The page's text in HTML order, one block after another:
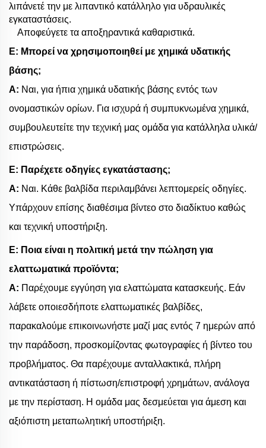
λιπάνετέ την με λιπαντικό κατάλληλο για υδραυλικές
εγκαταστάσεις.
Αποφεύγετε τα αποξηραντικά καθαριστικά.
Ε: Μπορεί να χρησιμοποιηθεί με χημικά υδατικής
βάσης;
Α: Ναι, για ήπια χημικά υδατικής βάσης εντός των
ονομαστικών ορίων. Για ισχυρά ή συμπυκνωμένα χημικά,
συμβουλευτείτε την τεχνική μας ομάδα για κατάλληλα υλικά/
επιστρώσεις.
Ε: Παρέχετε οδηγίες εγκατάστασης;
Α: Ναι. Κάθε βαλβίδα περιλαμβάνει λεπτομερείς οδηγίες.
Υπάρχουν επίσης διαθέσιμα βίντεο στο διαδίκτυο καθώς
και τεχνική υποστήριξη.
Ε: Ποια είναι η πολιτική μετά την πώληση για
ελαττωματικά προϊόντα;
Α: Παρέχουμε εγγύηση για ελαττώματα κατασκευής. Εάν
λάβετε οποιεσδήποτε ελαττωματικές βαλβίδες,
παρακαλούμε επικοινωνήστε μαζί μας εντός 7 ημερών από
την παράδοση, προσκομίζοντας φωτογραφίες ή βίντεο του
προβλήματος. Θα παρέχουμε ανταλλακτικά, πλήρη
αντικατάσταση ή πίστωση/επιστροφή χρημάτων, ανάλογα
με την περίσταση. Η ομάδα μας δεσμεύεται για άμεση και
αξιόπιστη μεταπωλητική υποστήριξη.